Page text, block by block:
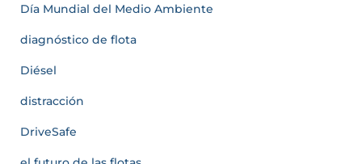
Día Mundial del Medio Ambiente
diagnóstico de flota
Diésel
distracción
DriveSafe